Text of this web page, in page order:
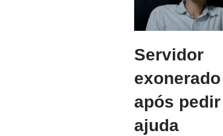
Servidor
exonerado
após pedir
ajuda